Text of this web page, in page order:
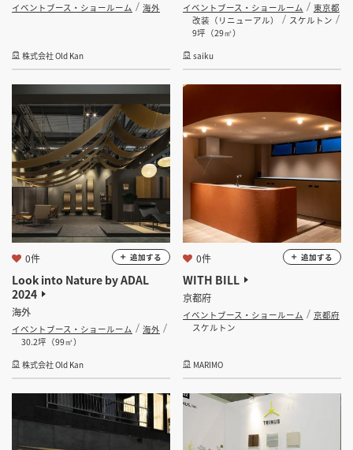
イベントブース・ショールーム 海外
株式会社 Old Kan
イベントブース・ショールーム
東京都
改装（リニューアル）
スケルトン
9坪（29㎡）
saiku
Look into Nature by ADAL
2024
海外
イベントブース・ショールーム
海外
30.2坪（99㎡）
株式会社 Old Kan
0件 追加する
WITH BILL
京都府
イベントブース・ショールーム
京都府
スケルトン
MARIMO
0件 追加する